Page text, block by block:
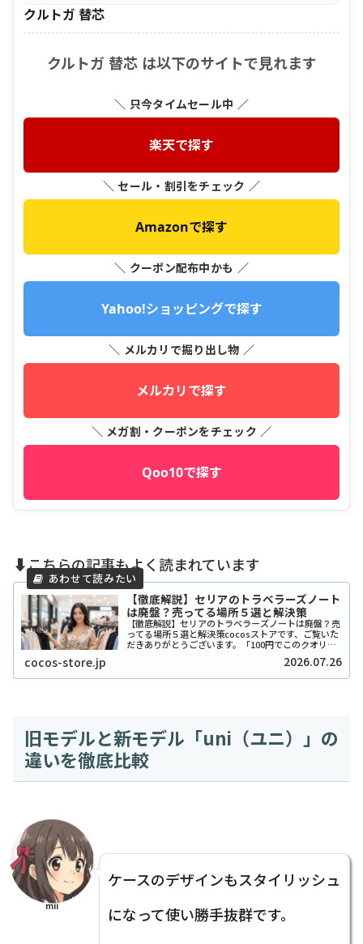
クルトガ 替芯
クルトガ 替芯 は以下のサイトで見れます
＼ 只今タイムセール中 ／
楽天で探す
＼ セール・割引をチェック ／
Amazonで探す
＼ クーポン配布中かも ／
Yahoo!ショッピングで探す
＼ メルカリで掘り出し物 ／
メルカリで探す
＼ メガ割・クーポンをチェック ／
Qoo10で探す
⬇️こちらの記事もよく読まれています
【徹底解説】セリアのトラベラーズノート
は廃盤？売ってる場所５選と解決策
【徹底解説】セリアのトラベラーズノートは廃盤？売
ってる場所５選と解決策cocosストアです、ご覧いた
だきありがとうございます。「100円でこのクオリテ
ィ！？」とSNSで爆発的な人気を博したセリアのトラ
ベラーズノート風リフィルやカバーですが、...
cocos-store.jp 2026.07.26
旧モデルと新モデル「uni（ユニ）」の
違いを徹底比較
mii
ケースのデザインもスタイリッシュ
になって使い勝手抜群です。